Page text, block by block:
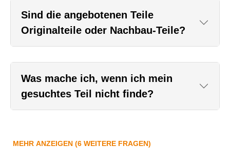
Sind die angebotenen Teile
Originalteile oder Nachbau-Teile?
Was mache ich, wenn ich mein
gesuchtes Teil nicht finde?
MEHR ANZEIGEN (6 WEITERE FRAGEN)